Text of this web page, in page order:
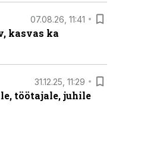
07.08.26, 11:41
kasvas ka
31.12.25, 11:29
töötajale, juhile